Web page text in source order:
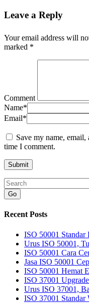
Leave a Reply
Your email address will
marked *
Comment
Name*
Email*
Save my name,
time I comment.
Go
Recent Posts
ISO 50001
Urus ISO 50001,
ISO 50001 Cara
Jasa ISO 50001
ISO 50001 Hemat
ISO 37001
Urus ISO 37001,
ISO 37001 Standar